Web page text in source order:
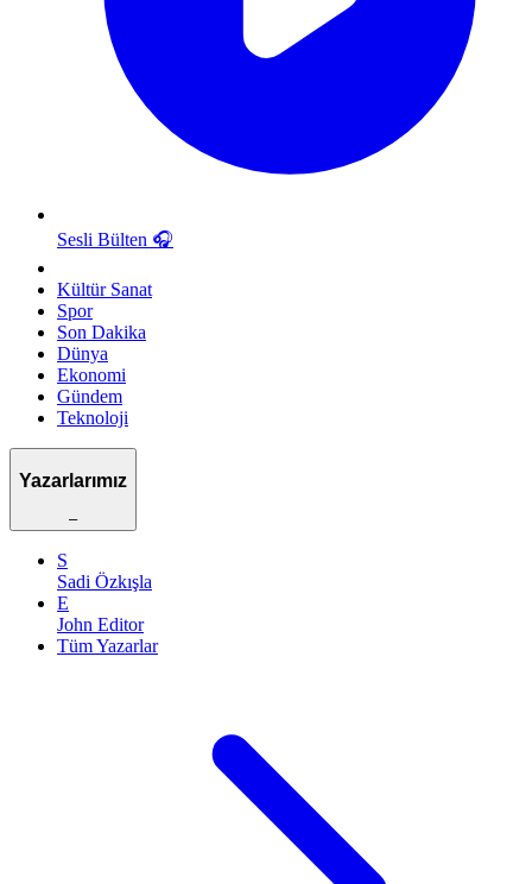
Sesli Bülten 🎧
Kültür Sanat
Spor
Son Dakika
Dünya
Ekonomi
Gündem
Teknoloji
Yazarlarımız
–
S
Sadi Özkışla
E
John Editor
Tüm Yazarlar